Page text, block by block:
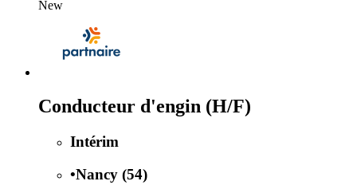
New
Conducteur d'engin (H/F)
Intérim
•Nancy (54)